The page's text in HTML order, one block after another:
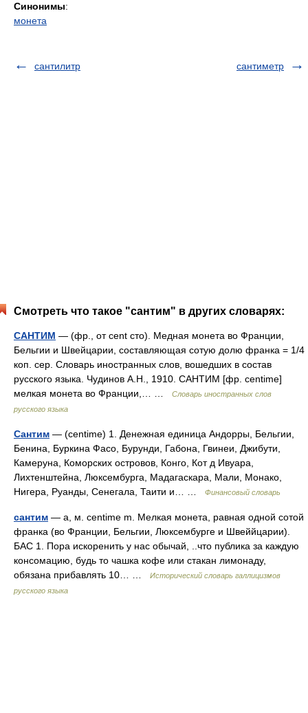
Синонимы:
монета
сантилитр сантиметр
Смотреть что такое "сантим" в других словарях:
САНТИМ — (фр., от cent сто). Медная монета во Франции,
Бельгии и Швейцарии, составляющая сотую долю франка = 1/4
коп. сер. Словарь иностранных слов, вошедших в состав
русского языка. Чудинов А.Н., 1910. САНТИМ [фр. centime]
мелкая монета во Франции,… …
Словарь иностранных слов
русского языка
Сантим — (centime) 1. Денежная единица Андорры, Бельгии,
Бенина, Буркина Фасо, Бурунди, Габона, Гвинеи, Джибути,
Камеруна, Коморских островов, Конго, Кот д Ивуара,
Лихтенштейна, Люксембурга, Мадагаскара, Мали, Монако,
Нигера, Руанды, Сенегала, Таити и… …
Финансовый словарь
сантим — а, м. centime m. Мелкая монета, равная одной сотой
франка (во Франции, Бельгии, Люксембурге и Швеййцарии).
БАС 1. Пора искоренить у нас обычай, ..что публика за каждую
консомацию, будь то чашка кофе или стакан лимонаду,
обязана прибавлять 10… …
Исторический словарь галлицизмов
русского языка